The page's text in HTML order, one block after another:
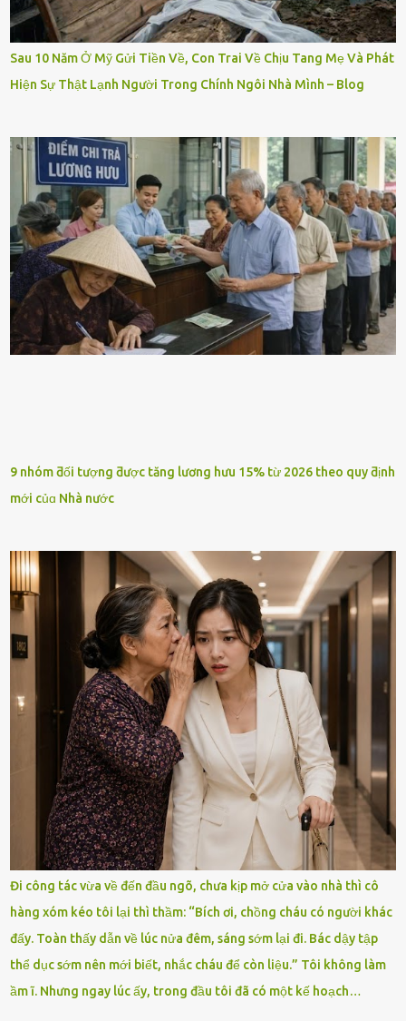
Sau 10 Năm Ở Mỹ Gửi Tiền Về, Con Trai Về Chịu Tang Mẹ Và Phát
Hiện Sự Thật Lạnh Người Trong Chính Ngôi Nhà Mình – Blog
9 nhóm ƌối tượng ƌược tăng lương hưu 15% từ 2026 theo quy ƌịnh
mới củɑ Nhà nước
Đi công tác vừa về đến đầu ngõ, chưa kịp mở cửa vào nhà thì cô
hàng xóm kéo tôi lại thì thầm: “Bích ơi, chồng cháu có người khác
đấy. Toàn thấy dẫn về lúc nửa đêm, sáng sớm lại đi. Bác dậy tập
thể dục sớm nên mới biết, nhắc cháu để còn liệu.” Tôi không làm
ầm ĩ. Nhưng ngay lúc ấy, trong đầu tôi đã có một kế hoạch…